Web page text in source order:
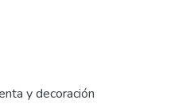
y decoración